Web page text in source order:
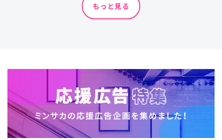
もっと見る